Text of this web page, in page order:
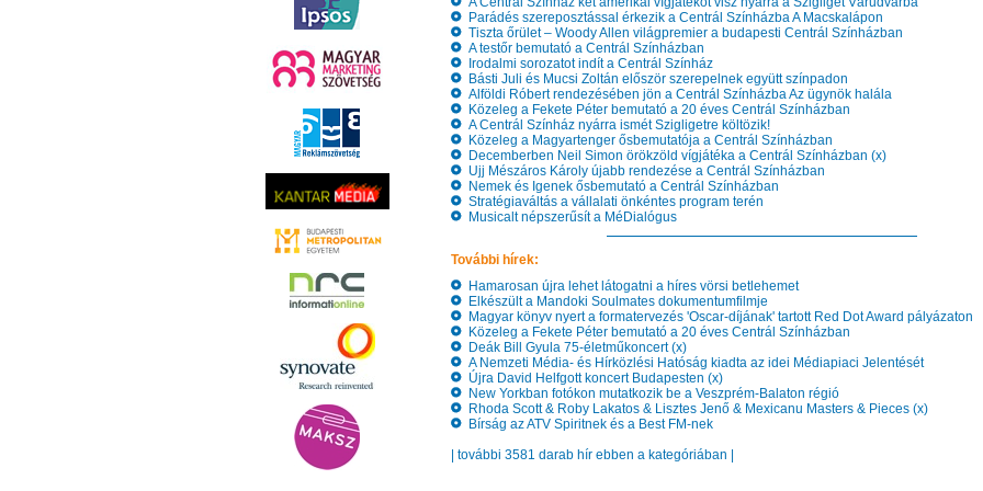
Parádés szereposztással érkezik a Centrál Színházba A Macskalápon
Tiszta őrület – Woody Allen világpremier a budapesti Centrál Színházban
A testőr bemutató a Centrál Színházban
Irodalmi sorozatot indít a Centrál Színház
Básti Juli és Mucsi Zoltán először szerepelnek együtt színpadon
Alföldi Róbert rendezésében jön a Centrál Színházba Az ügynök halála
Közeleg a Fekete Péter bemutató a 20 éves Centrál Színházban
A Centrál Színház nyárra ismét Szigligetre költözik!
Közeleg a Magyartenger ősbemutatója a Centrál Színházban
Decemberben Neil Simon örökzöld vígjátéka a Centrál Színházban (x)
Ujj Mészáros Károly újabb rendezése a Centrál Színházban
Nemek és Igenek ősbemutató a Centrál Színházban
Stratégiaváltás a vállalati önkéntes program terén
Musicalt népszerűsít a MéDialógus
További hírek:
Hamarosan újra lehet látogatni a híres vörsi betlehemet
Elkészült a Mandoki Soulmates dokumentumfilmje
Magyar könyv nyert a formatervezés 'Oscar-díjának' tartott Red Dot Award pályázaton
Közeleg a Fekete Péter bemutató a 20 éves Centrál Színházban
Deák Bill Gyula 75-életműkoncert (x)
A Nemzeti Média- és Hírközlési Hatóság kiadta az idei Médiapiaci Jelentését
Újra David Helfgott koncert Budapesten (x)
New Yorkban fotókon mutatkozik be a Veszprém-Balaton régió
Rhoda Scott & Roby Lakatos & Lisztes Jenő & Mexicanu Masters & Pieces (x)
Bírság az ATV Spiritnek és a Best FM-nek
| további 3581 darab hír ebben a kategóriában |